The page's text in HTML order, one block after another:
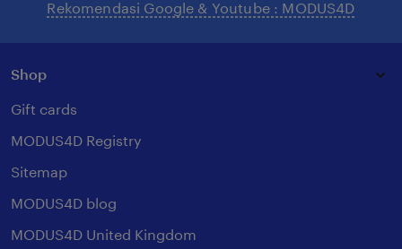
Rekomendasi Google & Youtube : MODUS4D
Shop
Gift cards
MODUS4D Registry
Sitemap
MODUS4D blog
MODUS4D United Kingdom